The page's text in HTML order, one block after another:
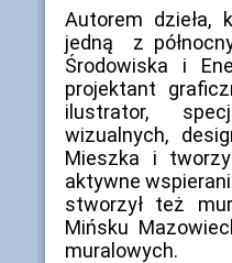
Autorem dzieła,
jedną z
Środowiska i
projektant
ilustrator,
wizualnych,
Mieszka i
aktywne
stworzył też
Mińsku
muralowych.